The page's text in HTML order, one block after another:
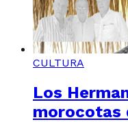
CULTURA
Los
morocotas